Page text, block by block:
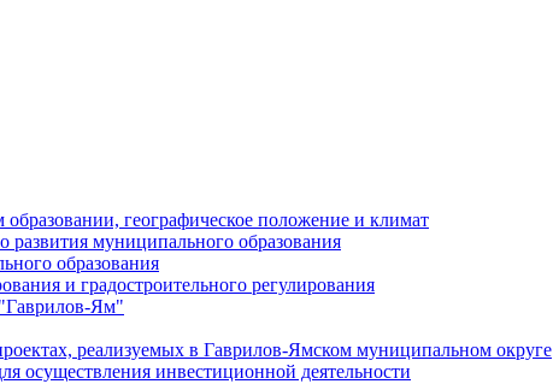
географическое положение и климат
развития муниципального образования
образования
и градостроительного регулирования
Ям"
реализуемых в Гаврилов-Ямском муниципальном округе
осуществления инвестиционной деятельности